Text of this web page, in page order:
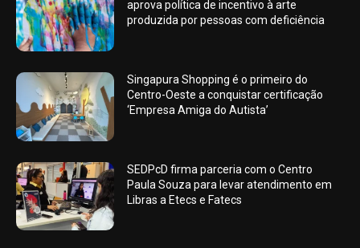
aprova política de incentivo à arte
produzida por pessoas com deficiência
Singapura Shopping é o primeiro do
Centro-Oeste a conquistar certificação
‘Empresa Amiga do Autista’
SEDPcD firma parceria com o Centro
Paula Souza para levar atendimento em
Libras a Etecs e Fatecs